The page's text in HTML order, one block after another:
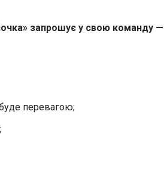
запрошує у свою
перевагою;